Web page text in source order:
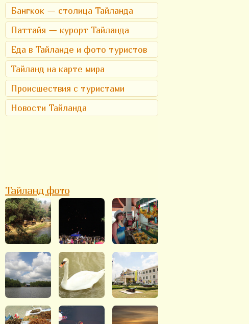
Бангкок — столица Тайланда
Паттайя — курорт Тайланда
Еда в Тайланде и фото туристов
Тайланд на карте мира
Происшествия с туристами
Новости Тайланда
Тайланд фото